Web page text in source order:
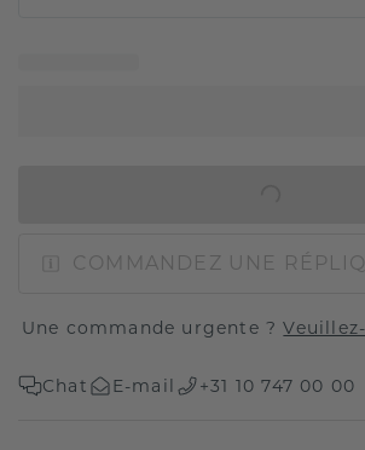
COMMANDEZ UNE
Une commande urgente ?
Chat E-mail +31 10 747 00 00